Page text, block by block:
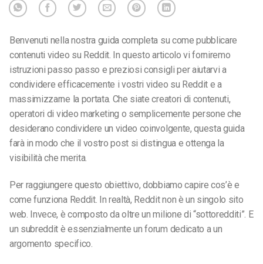
Benvenuti nella nostra guida completa su come pubblicare
contenuti video su Reddit. In questo articolo vi forniremo
istruzioni passo passo e preziosi consigli per aiutarvi a
condividere efficacemente i vostri video su Reddit e a
massimizzarne la portata. Che siate creatori di contenuti,
operatori di video marketing o semplicemente persone che
desiderano condividere un video coinvolgente, questa guida
farà in modo che il vostro post si distingua e ottenga la
visibilità che merita.
Per raggiungere questo obiettivo, dobbiamo capire cos’è e
come funziona Reddit. In realtà, Reddit non è un singolo sito
web. Invece, è composto da oltre un milione di “sottoredditi”. E
un subreddit è essenzialmente un forum dedicato a un
argomento specifico.